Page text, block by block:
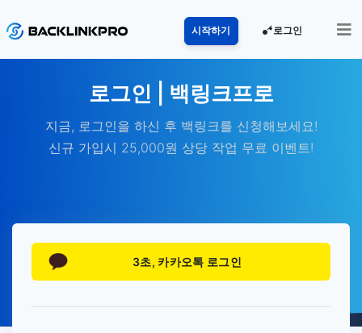
시작하기 로그인
로그인 | 백링크프로
지금, 로그인을 하신 후 백링크를 신청해보세요!
신규 가입시 25,000원 상당 작업 무료 이벤트!
3초, 카카오톡 로그인